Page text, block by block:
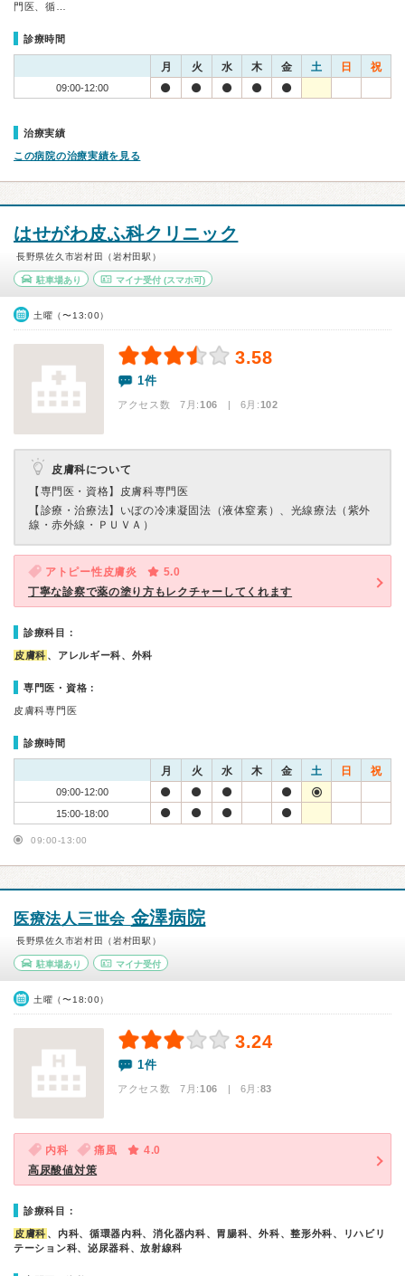
門医、循…
診療時間
月 火 水 木 金 土 日 祝
09:00-12:00
治療実績
この病院の治療実績を見る
はせがわ皮ふ科クリニック
長野県佐久市岩村田（岩村田駅）
駐車場あり マイナ受付(スマホ可)
土曜（〜13:00）
3.58
1件
アクセス数 7月:106 | 6月:102
皮膚科について
【専門医・資格】 皮膚科専門医
【診療・治療法】 いぼの冷凍凝固法（液体窒素）、光線療法（紫外
線・赤外線・ＰＵＶＡ）
アトピー性皮膚炎
5.0
丁寧な診察で薬の塗り方もレクチャーしてくれます
診療科目：
皮膚科 、アレルギー科、外科
専門医・資格：
皮膚科専門医
診療時間
月 火 水 木 金 土 日 祝
09:00-12:00
15:00-18:00
09:00-13:00
医療法人三世会 金澤病院
長野県佐久市岩村田（岩村田駅）
駐車場あり マイナ受付
土曜（〜18:00）
3.24
1件
アクセス数 7月:106 | 6月:83
内科 痛風
4.0
高尿酸値対策
診療科目：
皮膚科 、内科、循環器内科、消化器内科、胃腸科、外科、整形外科、リハビリ
テーション科、泌尿器科、放射線科